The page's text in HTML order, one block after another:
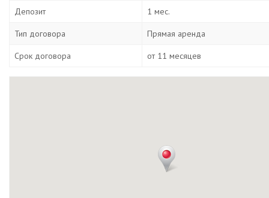
Депозит 1 мес.
Тип договора Прямая аренда
Срок договора от 11 месяцев